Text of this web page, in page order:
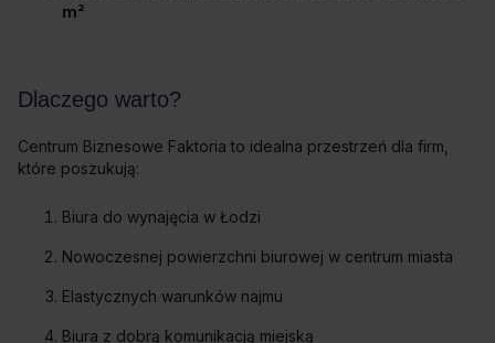
m²
Dlaczego warto?
Centrum Biznesowe Faktoria to idealna przestrzeń dla firm,
które poszukują:
Biura do wynajęcia w Łodzi
Nowoczesnej powierzchni biurowej w centrum miasta
Elastycznych warunków najmu
Biura z dobrą komunikacją miejską